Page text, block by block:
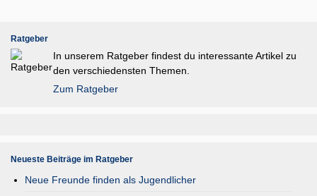
Ratgeber
In unserem Ratgeber findest du interessante Artikel zu
den verschiedensten Themen.
Zum Ratgeber
Neueste Beiträge im Ratgeber
Neue Freunde finden als Jugendlicher